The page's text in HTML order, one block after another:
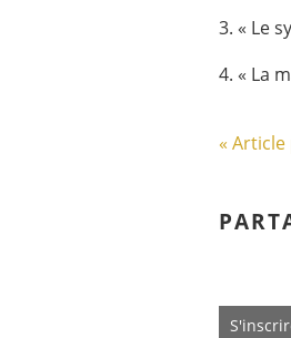
3. « Le
4. « La
«